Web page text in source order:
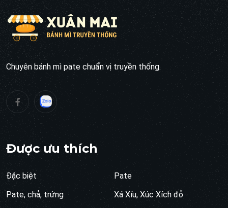
Chuyên bánh mì pate chuẩn vị truyền thống.
Được ưu thích
Đặc biệt
Pate
Pate, chả, trứng
Xá Xíu, Xúc Xích đỏ